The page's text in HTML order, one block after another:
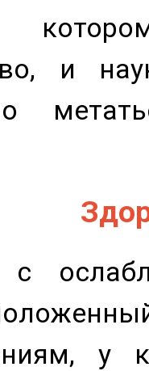
и
с
у